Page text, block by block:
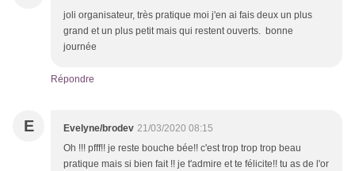
joli organisateur, très pratique moi j'en ai fais deux un plus
grand et un plus petit mais qui restent ouverts. bonne
journée
Répondre
E Evelyne/brodev 21/03/2020 08:15
Oh !!! pfff!! je reste bouche bée!! c'est trop trop trop beau
pratique mais si bien fait !! je t'admire et te félicite!! tu as de l'or